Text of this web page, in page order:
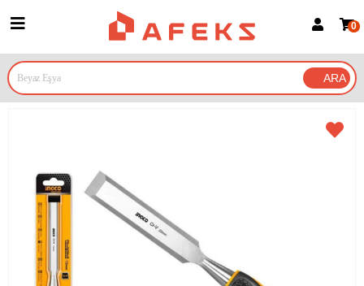
Google İle Bağlan
0